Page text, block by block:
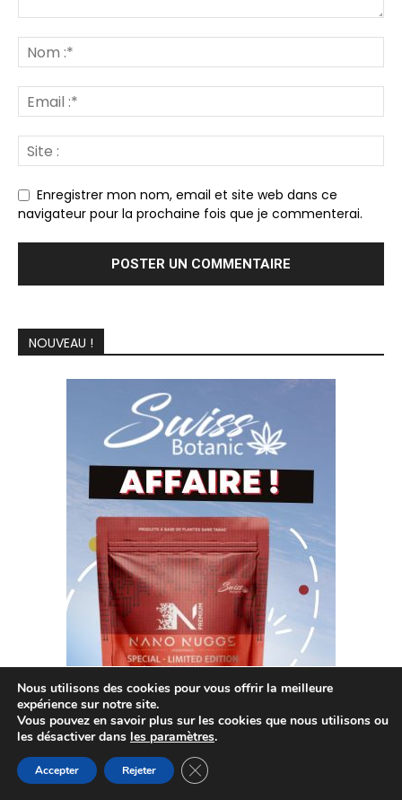
Enregistrer mon nom, email et site web dans ce
navigateur pour la prochaine fois que je commenterai.
NOUVEAU !
Nous utilisons des cookies pour vous offrir la meilleure
expérience sur notre site.
Vous pouvez en savoir plus sur les cookies que nous utilisons ou
les désactiver dans les paramètres.
Accepter Rejeter Fermer la bannière des cookies